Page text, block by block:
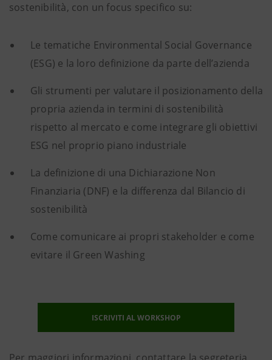
sostenibilità, con un focus specifico su:
Le tematiche Environmental Social Governance
(ESG) e la loro definizione da parte dell’azienda
Gli strumenti per valutare il posizionamento della
propria azienda in termini di sostenibilità
rispetto al mercato e come integrare gli obiettivi
ESG nel proprio piano industriale
La definizione di una Dichiarazione Non
Finanziaria (DNF) e la differenza dal Bilancio di
sostenibilità
Come comunicare ai propri stakeholder e come
evitare il Green Washing
ISCRIVITI AL WORKSHOP